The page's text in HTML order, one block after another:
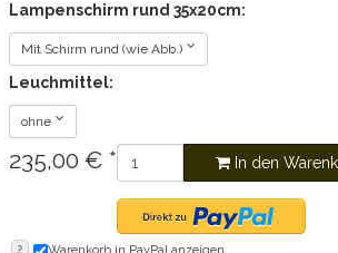
Lampenschirm rund 35x20cm:
Mit Schirm rund (wie Abb.)
Leuchmittel:
ohne
235,00 € * In den
?